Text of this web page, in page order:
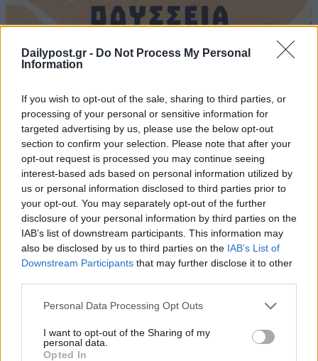
Dailypost.gr - Do Not Process My Personal
Information
If you wish to opt-out of the sale, sharing to third parties, or
processing of your personal or sensitive information for
targeted advertising by us, please use the below opt-out
section to confirm your selection. Please note that after your
opt-out request is processed you may continue seeing
interest-based ads based on personal information utilized by
us or personal information disclosed to third parties prior to
your opt-out. You may separately opt-out of the further
disclosure of your personal information by third parties on the
IAB’s list of downstream participants. This information may
also be disclosed by us to third parties on the IAB’s List of
Downstream Participants that may further disclose it to other
Personal Data Processing Opt Outs
I want to opt-out of the Sharing of my
personal data.
Opted In